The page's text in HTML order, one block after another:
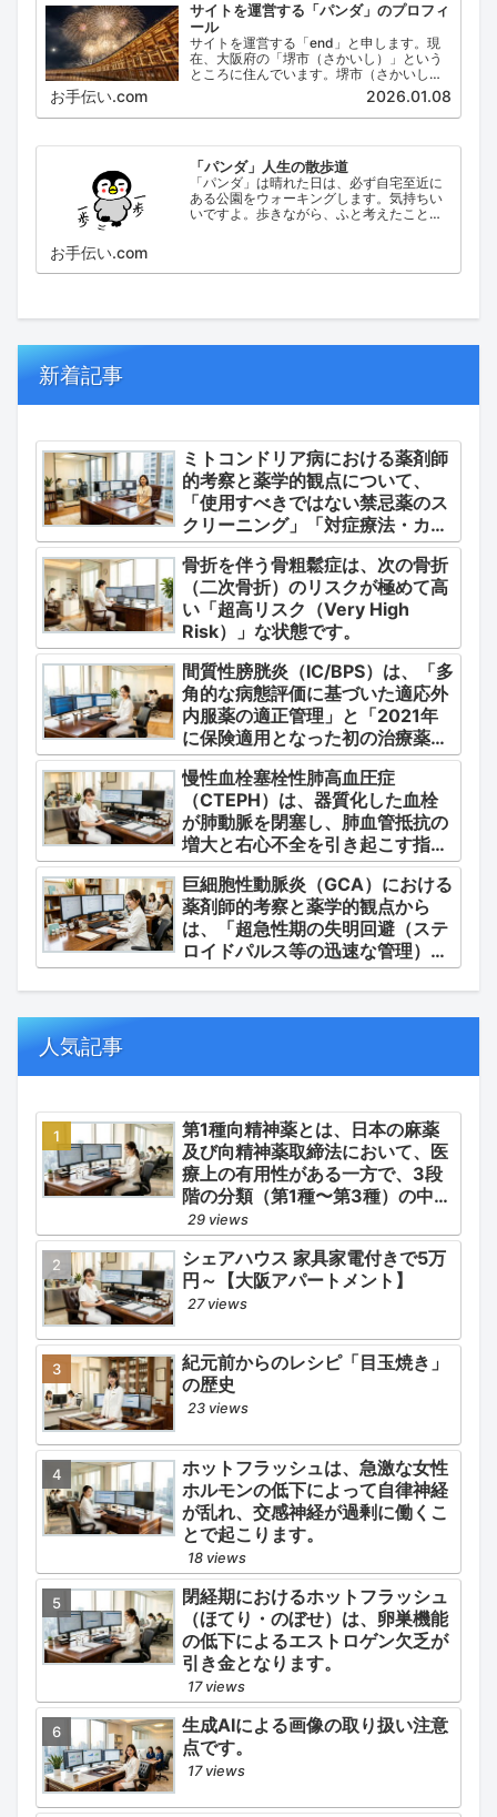
サイトを運営する「パンダ」のプロフィ
ール
サイトを運営する「end」と申します。現
在、大阪府の「堺市（さかいし）」という
ところに住んでいます。堺市（さかいし）
は、大阪府の泉北地域にある政令指定都市
で、府内では大阪市に次いで人口が多い都
市です。
お手伝い.com 2026.01.08
「パンダ」人生の散歩道
「パンダ」は晴れた日は、必ず自宅至近に
ある公園をウォーキングします。気持ちい
いですよ。歩きながら、ふと考えたこと。
お手伝い.com
新着記事
ミトコンドリア病における薬剤師
的考察と薬学的観点について、
「使用すべきではない禁忌薬のス
クリーニング」「対症療法・カク
テル療法の適正使用」「画期的な
新薬・DDSの動向」の3つの軸か
ら整理します。
骨折を伴う骨粗鬆症は、次の骨折
（二次骨折）のリスクが極めて高
い「超高リスク（Very High
Risk）」な状態です。
間質性膀胱炎（IC/BPS）は、「多
角的な病態評価に基づいた適応外
内服薬の適正管理」と「2021年
に保険適用となった初の治療薬で
あるジメチルスルホキシド
（DMSO）の安全かつ確実な調
剤・運用」に集約されます。
慢性血栓塞栓性肺高血圧症
（CTEPH）は、器質化した血栓
が肺動脈を閉塞し、肺血管抵抗の
増大と右心不全を引き起こす指定
難病（第4群肺高血圧症）です。
巨細胞性動脈炎（GCA）における
薬剤師的考察と薬学的観点から
は、「超急性期の失明回避（ステ
ロイドパルス等の迅速な管理）」
「再燃防止とステロイドの最小化
（トシリズマブやウパダシチニブ
の適正使用）」「長期ステロイド
となります。
人気記事
第1種向精神薬とは、日本の麻薬
及び向精神薬取締法において、医
療上の有用性がある一方で、3段
階の分類（第1種〜第3種）の中で
最も医療用としての濫用の危険性
が高く、有害作用が強いとされる
医薬品です。
29 views
シェアハウス 家具家電付きで5万
円～【大阪アパートメント】
27 views
紀元前からのレシピ「目玉焼き」
の歴史
23 views
ホットフラッシュは、急激な女性
ホルモンの低下によって自律神経
が乱れ、交感神経が過剰に働くこ
とで起こります。
18 views
閉経期におけるホットフラッシュ
（ほてり・のぼせ）は、卵巣機能
の低下によるエストロゲン欠乏が
引き金となります。
17 views
生成AIによる画像の取り扱い注意
点です。
17 views